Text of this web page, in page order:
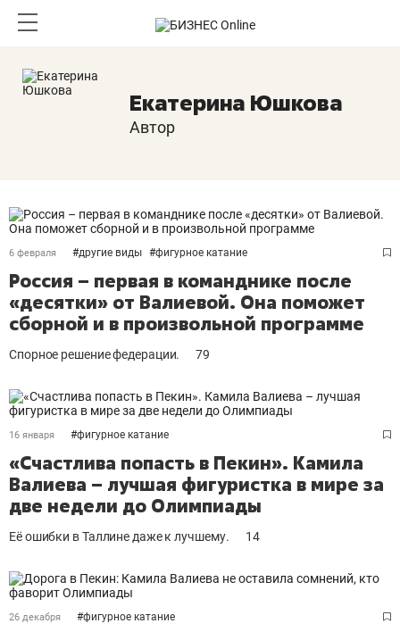
Екатерина Юшкова
Автор
6 февраля #другие виды #фигурное катание
Россия – первая в команднике после
«десятки» от Валиевой. Она поможет
сборной и в произвольной программе
Спорное решение федерации. 79
16 января #фигурное катание
«Счастлива попасть в Пекин». Камила
Валиева – лучшая фигуристка в мире за
две недели до Олимпиады
Её ошибки в Таллине даже к лучшему. 14
26 декабря #фигурное катание